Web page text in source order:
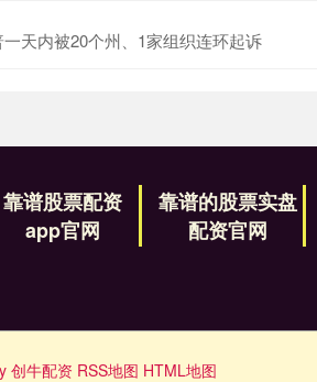
天内被20个州、1家组织连环起诉
靠谱股票配资
app官网
靠谱的股票实盘
配资官网
创牛配资 RSS地图 HTML地图